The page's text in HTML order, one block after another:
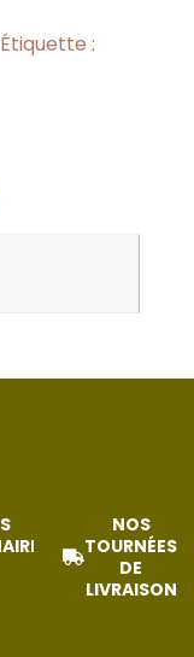
Étiquette :
NOS
TOURNÉES
DE
LIVRAISON